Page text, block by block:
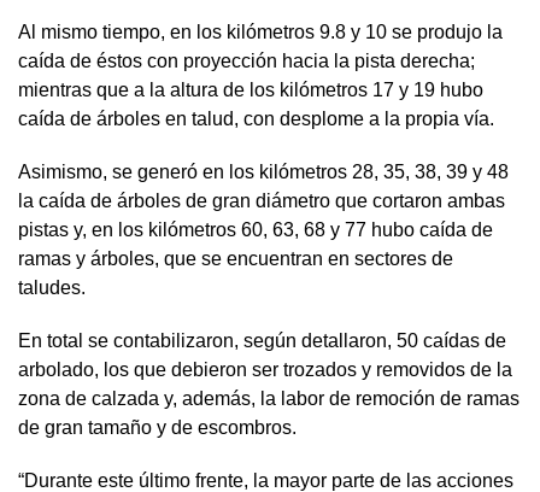
Al mismo tiempo, en los kilómetros 9.8 y 10 se produjo la
caída de éstos con proyección hacia la pista derecha;
mientras que a la altura de los kilómetros 17 y 19 hubo
caída de árboles en talud, con desplome a la propia vía.
Asimismo, se generó en los kilómetros 28, 35, 38, 39 y 48
la caída de árboles de gran diámetro que cortaron ambas
pistas y, en los kilómetros 60, 63, 68 y 77 hubo caída de
ramas y árboles, que se encuentran en sectores de
taludes.
En total se contabilizaron, según detallaron, 50 caídas de
arbolado, los que debieron ser trozados y removidos de la
zona de calzada y, además, la labor de remoción de ramas
de gran tamaño y de escombros.
“Durante este último frente, la mayor parte de las acciones